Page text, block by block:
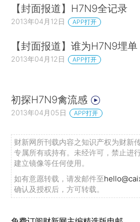
【封面报道】H7N9全记录
2013年04月12日 APP打开
【封面报道】谁为H7N9埋单
2013年04月12日 APP打开
初探H7N9禽流感
2013年04月05日 APP打开
财新网所刊载内容之知识产权为财新
专属所有或持有。未经许可，禁止进
建立镜像等任何使用。
如有意愿转载，请发邮件至
确认及授权后，方可转载。